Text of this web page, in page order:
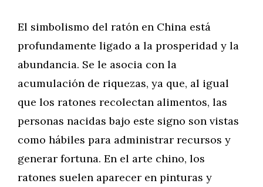
El simbolismo del ratón en China está
profundamente ligado a la prosperidad y la
abundancia. Se le asocia con la
acumulación de riquezas, ya que, al igual
que los ratones recolectan alimentos, las
personas nacidas bajo este signo son vistas
como hábiles para administrar recursos y
generar fortuna. En el arte chino, los
ratones suelen aparecer en pinturas y